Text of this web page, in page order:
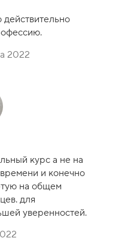
действительно
2022
курс а не на
и конечно
на общем
для
уверенностей.